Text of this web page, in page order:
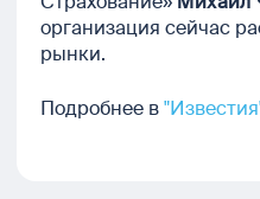
организация сейчас
рынки.
Подробнее в